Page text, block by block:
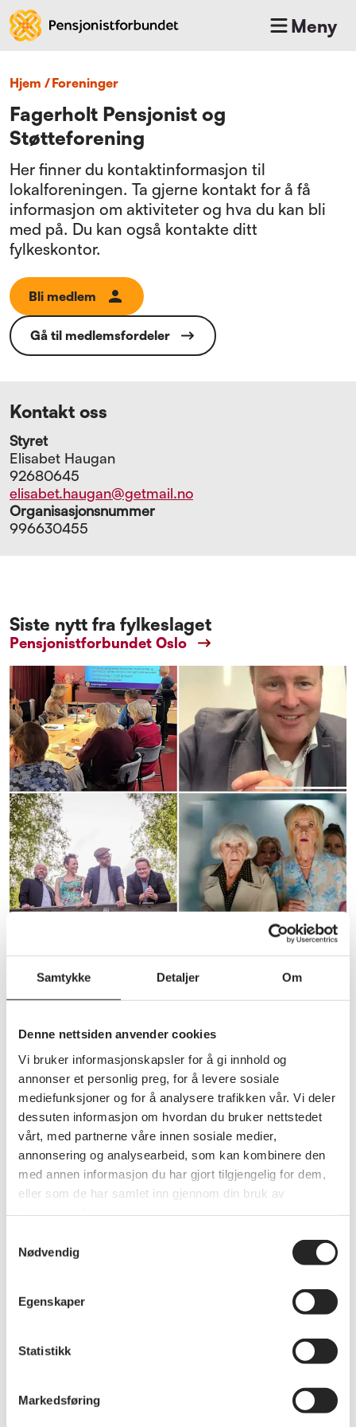
Samtykke Detaljer Om
Denne nettsiden anvender cookies
Vi bruker informasjonskapsler for å gi innhold og
annonser et personlig preg, for å levere sosiale
mediefunksjoner og for å analysere trafikken vår. Vi deler
dessuten informasjon om hvordan du bruker nettstedet
vårt, med partnerne våre innen sosiale medier,
annonsering og analysearbeid, som kan kombinere den
med annen informasjon du har gjort tilgjengelig for dem,
eller som de har samlet inn gjennom din bruk av
Nødvendig
Egenskaper
Statistikk
Markedsføring
Meny
Hjem / foreninger
Fagerholt Pensjonist og
Støtteforening
Her finner du kontaktinformasjon til
lokalforeningen. Ta gjerne kontakt for å få
informasjon om aktiviteter og hva du kan bli
med på. Du kan også kontakte ditt
fylkeskontor.
Bli medlem
Gå til medlemsfordeler
Kontakt oss
Styret
Elisabet Haugan
92680645
elisabet.haugan@getmail.no
Organisasjonsnummer
996630455
Siste nytt fra fylkeslaget
Pensjonistforbundet Oslo
Arrangementer og aktiviteter høsten
2026
Hold av datoene, og bli med på både musikalske,
høsten 2026🤩
Café & Musikk 2. september med
Monica Zetterlund